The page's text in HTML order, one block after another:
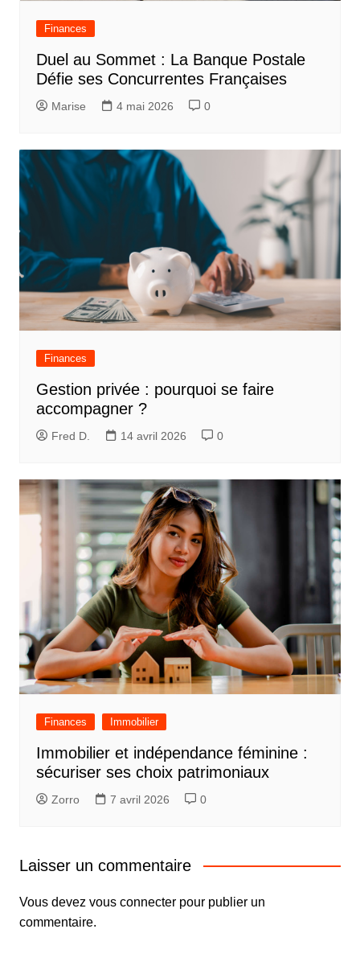
Finances
Duel au Sommet : La Banque Postale
Défie ses Concurrentes Françaises
Marise 4 mai 2026 0
Finances
Gestion privée : pourquoi se faire
accompagner ?
Fred D. 14 avril 2026 0
Finances Immobilier
Immobilier et indépendance féminine :
sécuriser ses choix patrimoniaux
Zorro 7 avril 2026 0
Laisser un commentaire
Vous devez vous connecterpour publier un
commentaire.